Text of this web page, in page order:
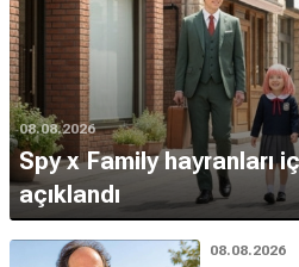
08.08.2026
Spy x Family hayranları
açıklandı
08.08.2026